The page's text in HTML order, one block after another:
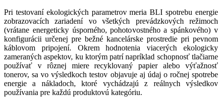
Pri testovaní ekologických parametrov meria BLI spotrebu energie
zobrazovacích zariadení vo všetkých prevádzkových režimoch
(vrátane energeticky úsporného, pohotovostného a spánkového) v
konfigurácii určenej pre bežné kancelárske prostredie pri pevnom
káblovom pripojení. Okrem hodnotenia viacerých ekologicky
zameraných aspektov, ku ktorým patrí napríklad schopnosť tlačiarne
používať v rôznej miere recyklovaný papier alebo výťažnosť
tonerov, sa vo výsledkoch testov objavuje aj údaj o ročnej spotrebe
energie a nákladoch, ktoré vychádzajú z reálnych výsledkov
používania pre každú produktovú kategóriu.